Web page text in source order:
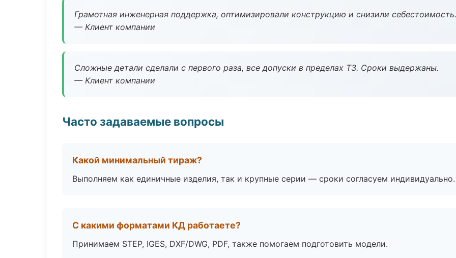
Грамотная инженерная поддержка, оптимизировали конструкцию и снизили себестоимость.
— Клиент компании
Сложные детали сделали с первого раза, все допуски в пределах ТЗ. Сроки выдержаны.
— Клиент компании
Часто задаваемые вопросы
Какой минимальный тираж?
Выполняем как единичные изделия, так и крупные серии — сроки согласуем индивидуально.
С какими форматами КД работаете?
Принимаем STEP, IGES, DXF/DWG, PDF, также помогаем подготовить модели.